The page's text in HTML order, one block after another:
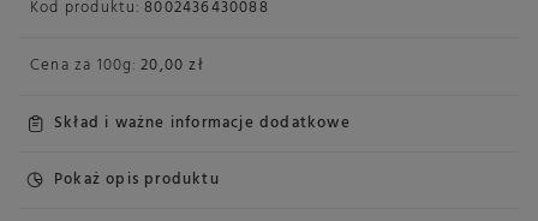
Kod produktu: 8002436430088
Cena za 100g: 20,00 zł
Skład i ważne informacje dodatkowe
Pokaż opis produktu